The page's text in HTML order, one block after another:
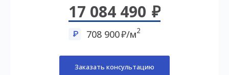
17 084 490
708 900 /м2
Заказать консультацию